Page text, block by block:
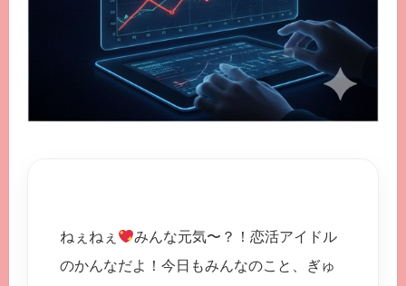
ねぇねぇ
みんな元気〜？！恋活アイドル
のかんなだよ！今日もみんなのこと、ぎゅ